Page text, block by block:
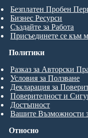
Безплатен Пробен
Бизнес Ресурси
Създайте за Работа
Присъединете се към
Относно
Политики
Разказ за Авторски
Условия за Ползване
Декларация за
Поверителност и
Достъпност
Вашите Възможности